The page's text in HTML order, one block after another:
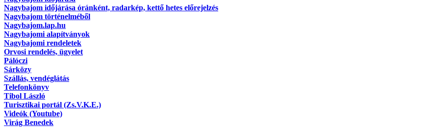
Nagybajom időjárása óránként, radarkép, kettő hetes előrejelzés
Nagybajom történelméből
Nagybajom.lap.hu
Nagybajomi alapítványok
Nagybajomi rendeletek
Orvosi rendelés, ügyelet
Pálóczi
Sárközy
Szállás, vendéglátás
Telefonkönyv
Tibol László
Turisztikai portál (Zs.V.K.E.)
Videók (Youtube)
Virág Benedek